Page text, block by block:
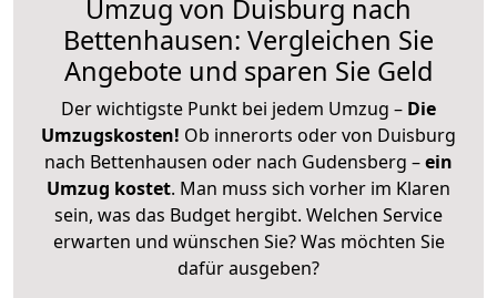
Umzug von Duisburg nach
Bettenhausen: Vergleichen Sie
Angebote und sparen Sie Geld
Der wichtigste Punkt bei jedem Umzug – Die
Umzugskosten! Ob innerorts oder von Duisburg
nach Bettenhausen oder nach Gudensberg –ein
Umzug kostet. Man muss sich vorher im Klaren
sein, was das Budget hergibt. Welchen Service
erwarten und wünschen Sie? Was möchten Sie
dafür ausgeben?